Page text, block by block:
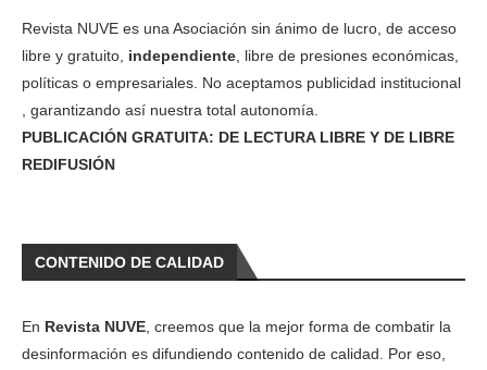
Revista NUVE es una Asociación sin ánimo de lucro, de acceso
libre y gratuito, independiente , libre de presiones económicas,
políticas o empresariales. No aceptamos publicidad institucional
, garantizando así nuestra total autonomía.
PUBLICACIÓN GRATUITA: DE LECTURA LIBRE Y DE LIBRE
REDIFUSIÓN
CONTENIDO DE CALIDAD
En Revista NUVE , creemos que la mejor forma de combatir la
desinformación es difundiendo contenido de calidad. Por eso,